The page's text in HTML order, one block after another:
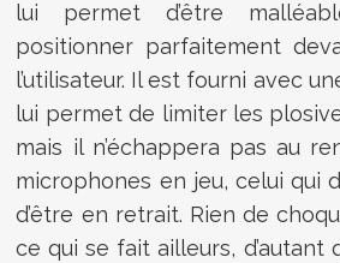
lui permet d’être
positionner parfaitement
l’utilisateur. Il est fourni avec
lui permet de limiter les
mais il n’échappera pas au
microphones en jeu, celui qui
d’être en retrait. Rien de
ce qui se fait ailleurs, d’autant